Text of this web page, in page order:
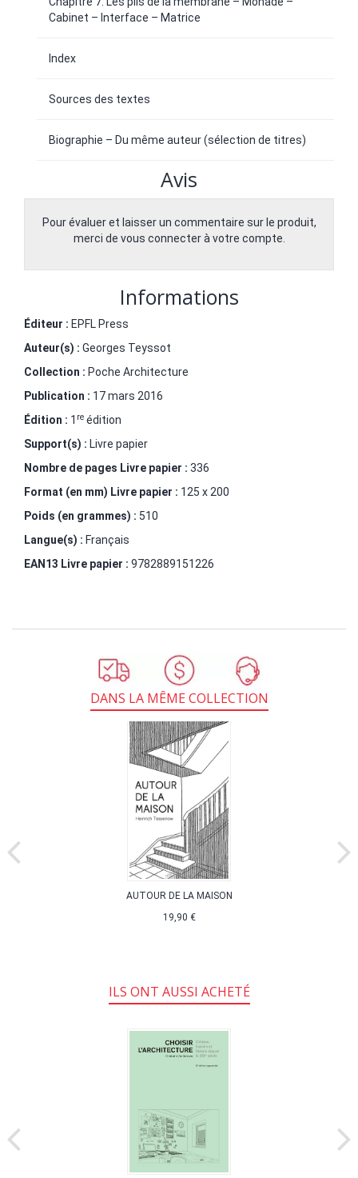
Cabinet – Interface – Matrice
Index
Sources des textes
Biographie – Du même auteur (sélection de titres)
Avis
Pour évaluer et laisser un commentaire sur le produit,
merci de vous connecter à votre compte.
Informations
Éditeur : EPFL Press
Auteur(s) : Georges Teyssot
Collection : Poche Architecture
Publication : 17 mars 2016
Édition : 1 re édition
Support(s) : Livre papier
Nombre de pages Livre papier : 336
Format (en mm) Livre papier : 125 x 200
Poids (en grammes) : 510
Langue(s) : Français
EAN13 Livre papier : 9782889151226
DANS LA MÊME COLLECTION
AUTOUR DE LA MAISON
19,90 €
ILS ONT AUSSI ACHETÉ